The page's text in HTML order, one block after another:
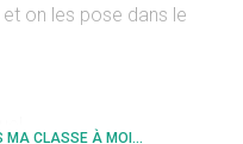
on les pose dans le
MA CLASSE À MOI...